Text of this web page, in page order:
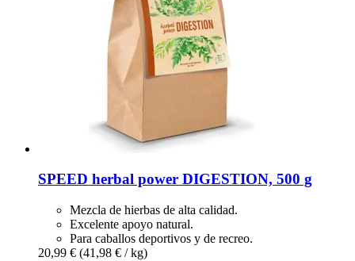
SPEED herbal power DIGESTION, 500 g
Mezcla de hierbas de alta calidad.
Excelente apoyo natural.
Para caballos deportivos y de recreo.
20,99 € (41,98 € / kg)